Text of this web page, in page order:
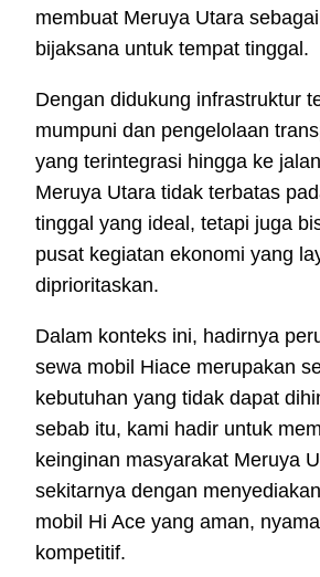
membuat Meruya Utara
bijaksana untuk tempat tinggal.
Dengan didukung infrastruktur
mumpuni dan pengelolaan
yang terintegrasi hingga ke
Meruya Utara tidak terbatas
tinggal yang ideal, tetapi juga
pusat kegiatan ekonomi yang
diprioritaskan.
Dalam konteks ini, hadirnya
sewa mobil Hiace merupakan
kebutuhan yang tidak dapat
sebab itu, kami hadir untuk
keinginan masyarakat Meruya
sekitarnya dengan
mobil Hi Ace yang aman,
kompetitif.